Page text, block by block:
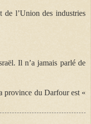
de l’Union des industries
Il n’a jamais parlé de
province du Darfour est «